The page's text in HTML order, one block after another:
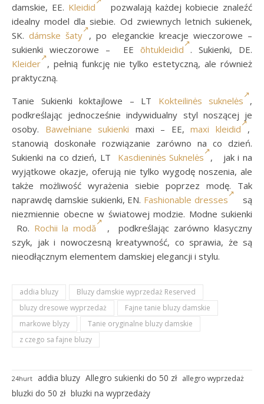
damskie, EE. Kleidid
pozwalają każdej kobiecie znaleźć
idealny model dla siebie. Od zwiewnych letnich sukienek,
SK.dámske šaty , po eleganckie kreacje wieczorowe –
sukienki wieczorowe – EE õhtukleidid
. Sukienki, DE.
Kleider , pełnią funkcję nie tylko estetyczną, ale również
praktyczną.
Tanie Sukienki koktajlowe – LT Kokteilinės suknelės
,
podkreślając jednocześnie indywidualny styl noszącej je
osoby. Bawełniane sukienki maxi – EE,maxi kleidid
,
stanowią doskonałe rozwiązanie zarówno na co dzień.
Sukienki na co dzień, LT Kasdieninės Suknelės
, jak i na
wyjątkowe okazje, oferują nie tylko wygodę noszenia, ale
także możliwość wyrażenia siebie poprzez modę. Tak
naprawdę damskie sukienki, EN. Fashionable dresses
są
niezmiennie obecne w światowej modzie. Modne sukienki
Ro. Rochii la modă
, podkreślając zarówno klasyczny
szyk, jak i nowoczesną kreatywność, co sprawia, że są
nieodłącznym elementem damskiej elegancji i stylu.
addia bluzy
Bluzy damskie wyprzedaż Reserved
bluzy dresowe wyprzedaż
Fajne tanie bluzy damskie
markowe blyzy
Tanie oryginalne bluzy damskie
z czego sa fajne bluzy
24hurt addia bluzy Allegro sukienki do 50 zł allegro wyprzedaż
bluzki do 50 zł bluzki na wyprzedaży